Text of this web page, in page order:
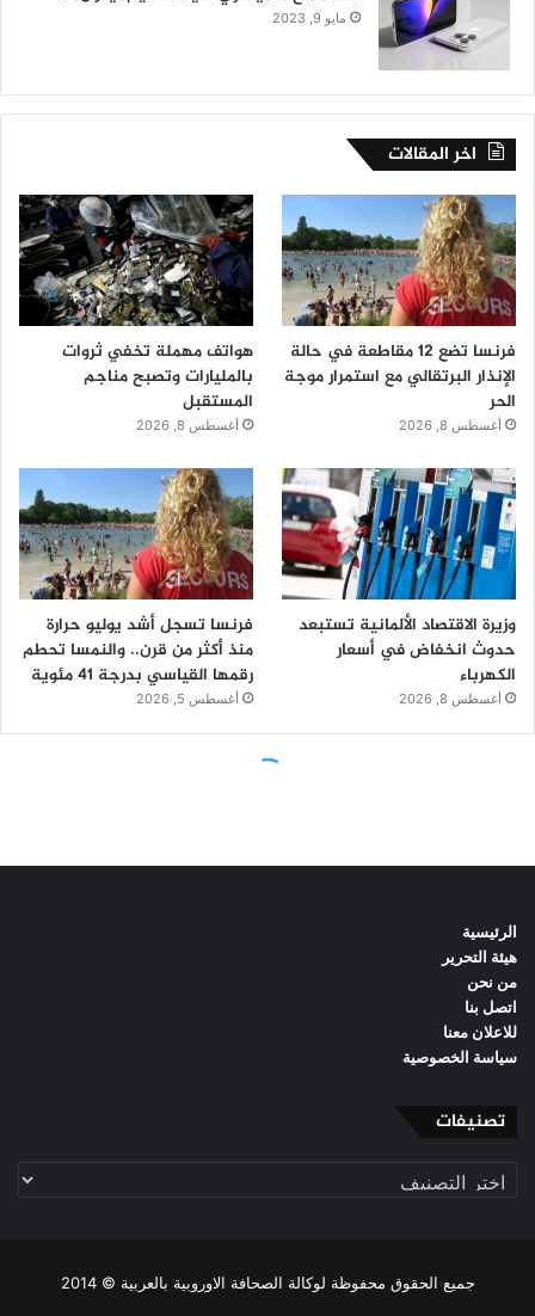
الرئيسية
هيئة التحرير
من نحن
اتصل بنا
للاعلان معنا
سياسة الخصوصية
تصنيفات
تصنيفات
جميع الحقوق محفوظة لوكالة الصحافة الاوروبية بالعربية © 2014